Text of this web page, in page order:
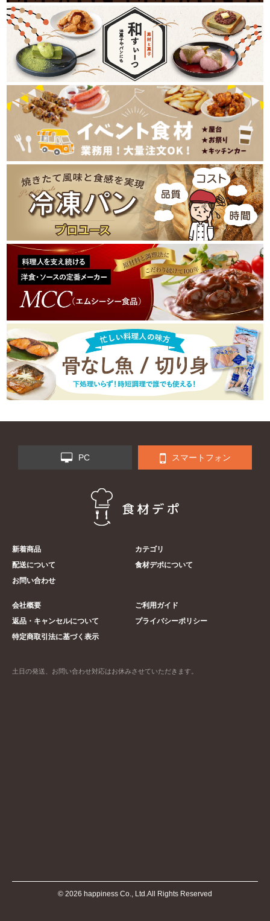
PC スマートフォン
新着商品
カテゴリ
配送について
食材デポについて
お問い合わせ
会社概要
ご利用ガイド
返品・キャンセルについて
プライバシーポリシー
特定商取引法に基づく表示
土日の発送、お問い合わせ対応はお休みさせていただきます。
© 2026 happiness Co., Ltd.All Rights Reserved